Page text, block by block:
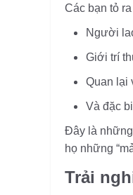
Các bạn tỏ
Người
Giới trí
Quan lại
Và đặc
Đây là
họ những
Trải